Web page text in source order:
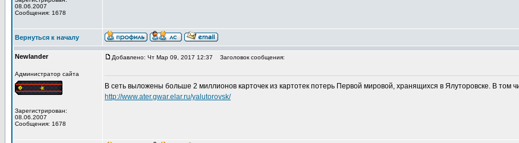
08.06.2007
Сообщения: 1678
Вернуться к началу
Newlander
Администратор сайта
Зарегистрирован:
08.06.2007
Сообщения: 1678
Добавлено: Чт Мар 09, 2017 12:37 Заголовок сообщения:
В сеть выложены больше 2 миллионов карточек из картотек потерь Первой мировой, хранящихся в Ялуторовске. В том
http://www.ater.gwar.elar.ru/yalutorovsk/